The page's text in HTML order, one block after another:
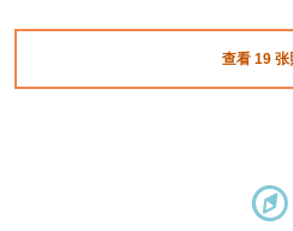
查看 19 张